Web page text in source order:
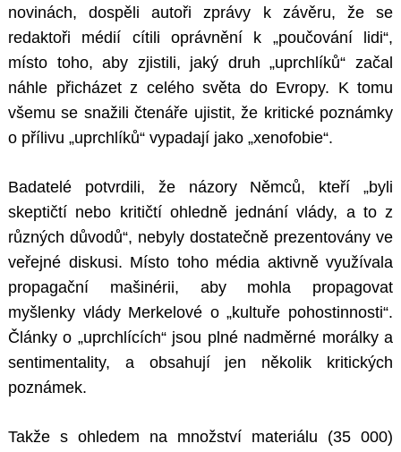
novinách, dospěli autoři zprávy k závěru, že se
redaktoři médií cítili oprávnění k „poučování lidi“,
místo toho, aby zjistili, jaký druh „uprchlíků“ začal
náhle přicházet z celého světa do Evropy. K tomu
všemu se snažili čtenáře ujistit, že kritické poznámky
o přílivu „uprchlíků“ vypadají jako „xenofobie“.
Badatelé potvrdili, že názory Němců, kteří „byli
skeptičtí nebo kritičtí ohledně jednání vlády, a to z
různých důvodů“, nebyly dostatečně prezentovány ve
veřejné diskusi. Místo toho média aktivně využívala
propagační mašinérii, aby mohla propagovat
myšlenky vlády Merkelové o „kultuře pohostinnosti“.
Články o „uprchlících“ jsou plné nadměrné morálky a
sentimentality, a obsahují jen několik kritických
poznámek.
Takže s ohledem na množství materiálu (35 000)